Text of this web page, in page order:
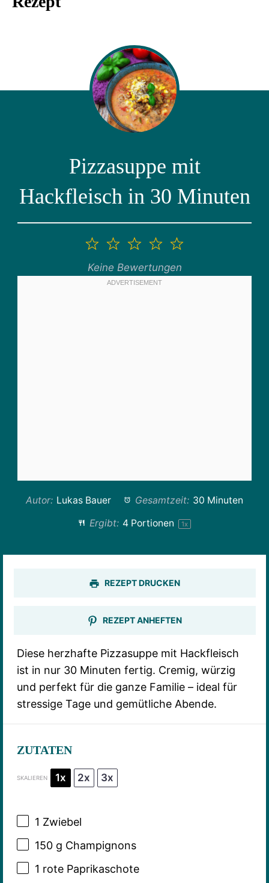
Pizzasuppe mit
Hackfleisch in 30 Minuten
5
4
Sterne
3
Sterne
2
Sterne
1
Stern
Keine Bewertungen
Autor: Lukas Bauer Gesamtzeit: 30 Minuten
Ergibt: 4 Portionen 1x
REZEPT DRUCKEN
REZEPT ANHEFTEN
Diese herzhafte Pizzasuppe mit Hackfleisch
ist in nur 30 Minuten fertig. Cremig, würzig
und perfekt für die ganze Familie – ideal für
stressige Tage und gemütliche Abende.
ZUTATEN
SKALIEREN 1x 2x 3x
1 Zwiebel
150 g Champignons
1 rote Paprikaschote